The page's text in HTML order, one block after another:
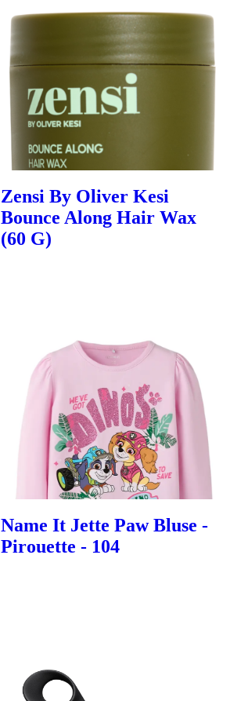
Zensi By Oliver Kesi
Bounce Along Hair Wax
(60 G)
Name It Jette Paw Bluse -
Pirouette - 104